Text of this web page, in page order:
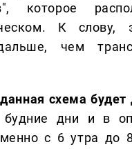
которое
К слову,
чем
схема будет
дни и в
с 6 утра до